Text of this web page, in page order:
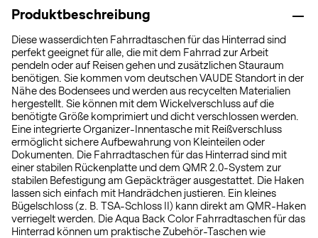
Produktbeschreibung
Diese wasserdichten Fahrradtaschen für das Hinterrad sind
perfekt geeignet für alle, die mit dem Fahrrad zur Arbeit
pendeln oder auf Reisen gehen und zusätzlichen Stauraum
benötigen. Sie kommen vom deutschen VAUDE Standort in der
Nähe des Bodensees und werden aus recycelten Materialien
hergestellt. Sie können mit dem Wickelverschluss auf die
benötigte Größe komprimiert und dicht verschlossen werden.
Eine integrierte Organizer-Innentasche mit Reißverschluss
ermöglicht sichere Aufbewahrung von Kleinteilen oder
Dokumenten. Die Fahrradtaschen für das Hinterrad sind mit
einer stabilen Rückenplatte und dem QMR 2.0-System zur
stabilen Befestigung am Gepäckträger ausgestattet. Die Haken
lassen sich einfach mit Handrädchen justieren. Ein kleines
Bügelschloss (z. B. TSA-Schloss II) kann direkt am QMR-Haken
verriegelt werden. Die Aqua Back Color Fahrradtaschen für das
Hinterrad können um praktische Zubehör-Taschen wie